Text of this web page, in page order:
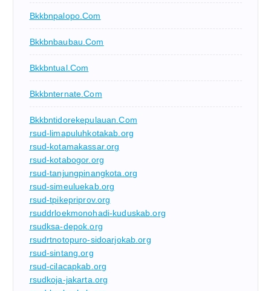
Bkkbnpalopo.com
Bkkbnbaubau.com
Bkkbntual.com
Bkkbnternate.com
Bkkbntidorekepulauan.com
rsud-limapuluhkotakab.org
rsud-kotamakassar.org
rsud-kotabogor.org
rsud-tanjungpinangkota.org
rsud-simeuluekab.org
rsud-tpikepriprov.org
rsuddrloekmonohadi-kuduskab.org
rsudksa-depok.org
rsudrtnotopuro-sidoarjokab.org
rsud-sintang.org
rsud-cilacapkab.org
rsudkoja-jakarta.org